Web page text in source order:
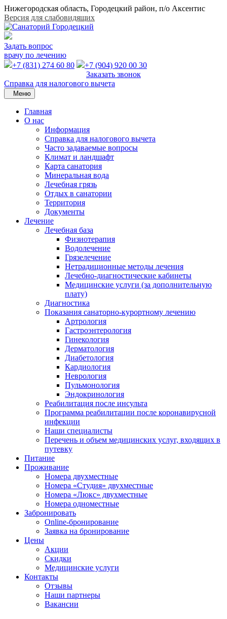
Нижегородская область, Городецкий район, п/о Аксентис
Версия для слабовидящих
Задать вопрос
врачу по лечению
+7 (831) 274 60 80
+7 (904) 920 00 30
Заказать звонок
Справка для налогового вычета
Меню
Главная
О нас
Информация
Справка для налогового вычета
Часто задаваемые вопросы
Климат и ландшафт
Карта санатория
Минеральная вода
Лечебная грязь
Отдых в санатории
Территория
Документы
Лечение
Лечебная база
Физиотерапия
Водолечение
Грязелечение
Нетрадиционные методы лечения
Лечебно-диагностические кабинеты
Медицинские услуги (за дополнительную
плату)
Диагностика
Показания санаторно-курортному лечению
Артрология
Гастроэнтерология
Гинекология
Дерматология
Диабетология
Кардиология
Неврология
Пульмонология
Эндокринология
Реабилитация после инсульта
Программа реабилитации после коронавирусной
инфекции
Наши специалисты
Перечень и объем медицинских услуг, входящих в
путевку
Питание
Проживание
Номера двухместные
Номера «Студия» двухместные
Номера «Люкс» двухместные
Номера одноместные
Забронировать
Online-бронирование
Заявка на бронирование
Цены
Акции
Скидки
Медицинские услуги
Контакты
Отзывы
Наши партнеры
Вакансии